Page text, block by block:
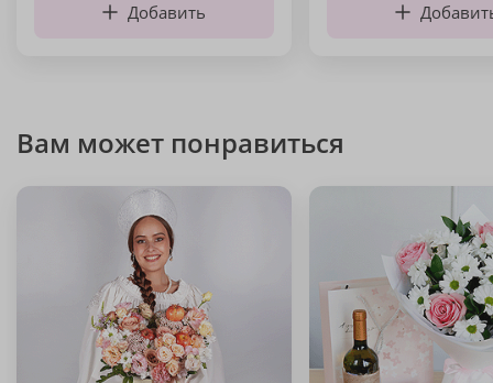
Добавить
Вам может понравиться